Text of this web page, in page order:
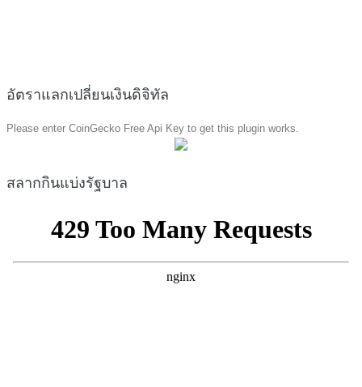
อัตราแลกเปลี่ยนเงินดิจิทัล
Please enter CoinGecko Free Api Key to get this plugin works.
สลากกินแบ่งรัฐบาล